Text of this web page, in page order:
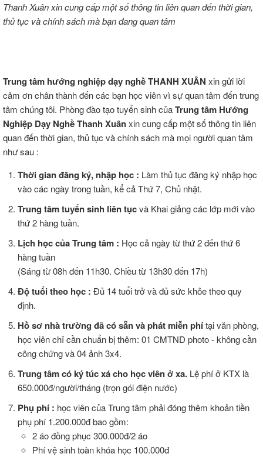
Thanh Xuân xin cung cấp một số thông tin liên quan đến thời gian,
thủ tục và chính sách mà bạn đang quan tâm
Trung tâm hướng nghiệp dạy nghề THANH XUÂN xin gửi lời
cảm ơn chân thành đến các bạn học viên vì sự quan tâm đến trung
tâm chúng tôi. Phòng đào tạo tuyển sinh củaTrung tâm Hướng
Nghiệp Dạy Nghề Thanh Xuânxin cung cấp một số thông tin liên
quan đến thời gian, thủ tục và chính sách mà mọi người quan tâm
như sau :
Thời gian đăng ký, nhập học : Làm thủ tục đăng ký nhập học
vào các ngày trong tuần, kể cả Thứ 7, Chủ nhật.
Trung tâm tuyển sinh liên tụcvà Khai giảng các lớp mới vào
thứ 2 hàng tuần.
Lịch học của Trung tâm : Học cả ngày từ thứ 2 đến thứ 6
hàng tuần
(Sáng từ 08h đến 11h30. Chiều từ 13h30 đến 17h)
Độ tuổi theo học : Đủ 14 tuổi trở và đủ sức khỏe theo quy
định.
Hồ sơ nhà trường đã có sẵn và phát miễn phítại văn phòng,
học viên chỉ cần chuẩn bị thêm: 01 CMTND photo - không cần
công chứng và 04 ảnh 3x4.
Trung tâm có ký túc xá cho học viên ở xa. Lệ phí ở KTX là
650.000đ/người/tháng (trọn gói điện nước)
Phụ phí : học viên của Trung tâm phải đóng thêm khoản tiền
phụ phí 1.200.000đ bao gồm:
2 áo đồng phục 300.000đ/2 áo
Phí vệ sinh toàn khóa học 100.000đ